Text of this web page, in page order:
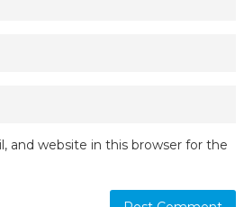
and website in this browser for the